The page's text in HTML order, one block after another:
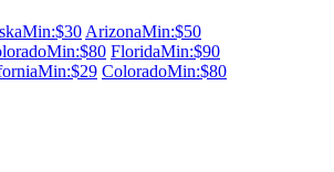
Min:$30 ArizonaMin:$50
Min:$80 FloridaMin:$90
Min:$29 ColoradoMin:$80